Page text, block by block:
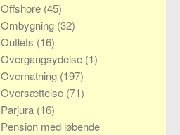
Offshore (45)
Ombygning (32)
Outlets (16)
Overgangsydelse (1)
Overnatning (197)
Oversættelse (71)
Parjura (16)
Pension med løbende